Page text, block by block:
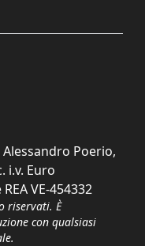
Poerio,
i.v. Euro
VE-454332
riservati. È
con qualsiasi